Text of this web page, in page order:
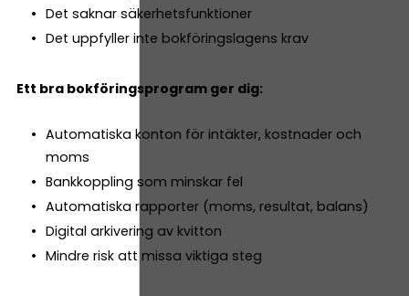
Det saknar säkerhetsfunktioner
Det uppfyller inte bokföringslagens krav
Ett bra bokföringsprogram ger dig:
Automatiska konton för intäkter, kostnader och
moms
Bankkoppling som minskar fel
Automatiska rapporter (moms, resultat, balans)
Digital arkivering av kvitton
Mindre risk att missa viktiga steg